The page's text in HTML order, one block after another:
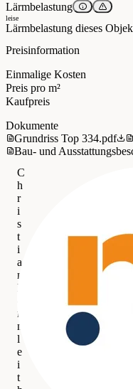
Lärmbelastung
leise
Lärmbelastung dieses
Preisinformation
Einmalige Kosten
Preis pro m²
Kaufpreis
Dokumente
Grundriss Top 334.pdf
Bau- und
C
h
r
i
s
t
i
a
n
B
r
n
l
e
i
t